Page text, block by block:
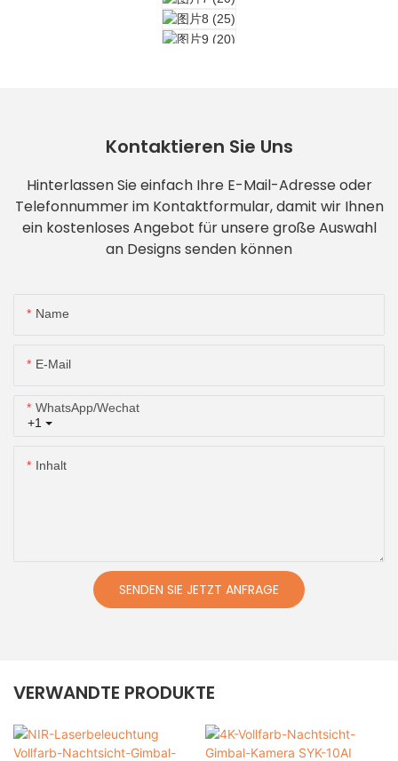
Kontaktieren Sie Uns
Hinterlassen Sie einfach Ihre E-Mail-Adresse oder
Telefonnummer im Kontaktformular, damit wir Ihnen
ein kostenloses Angebot für unsere große Auswahl
an Designs senden können
Name
E-Mail
+1
WhatsApp/Wechat
Inhalt
SENDEN SIE JETZT ANFRAGE
VERWANDTE PRODUKTE